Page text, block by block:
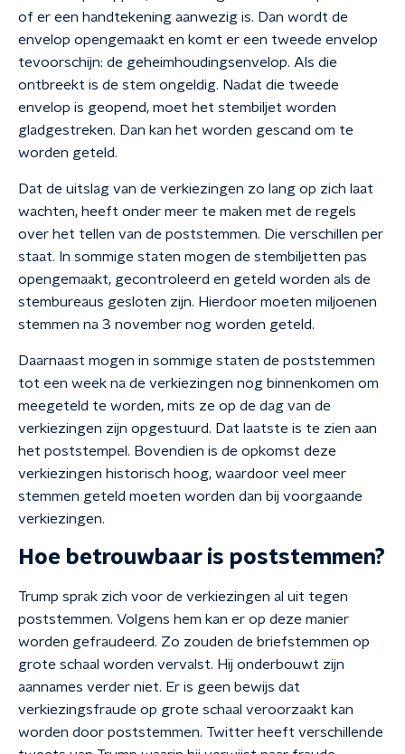
of er een handtekening aanwezig is. Dan wordt de
envelop opengemaakt en komt er een tweede envelop
tevoorschijn: de geheimhoudingsenvelop. Als die
ontbreekt is de stem ongeldig. Nadat die tweede
envelop is geopend, moet het stembiljet worden
gladgestreken. Dan kan het worden gescand om te
worden geteld.
Dat de uitslag van de verkiezingen zo lang op zich laat
wachten, heeft onder meer te maken met de regels
over het tellen van de poststemmen. Die verschillen per
staat. In sommige staten mogen de stembiljetten pas
opengemaakt, gecontroleerd en geteld worden als de
stembureaus gesloten zijn. Hierdoor moeten miljoenen
stemmen na 3 november nog worden geteld.
Daarnaast mogen in sommige staten de poststemmen
tot een week na de verkiezingen nog binnenkomen om
meegeteld te worden, mits ze op de dag van de
verkiezingen zijn opgestuurd. Dat laatste is te zien aan
het poststempel. Bovendien is de opkomst deze
verkiezingen historisch hoog, waardoor veel meer
stemmen geteld moeten worden dan bij voorgaande
verkiezingen.
Hoe betrouwbaar is poststemmen?
Trump sprak zich voor de verkiezingen al uit tegen
poststemmen. Volgens hem kan er op deze manier
worden gefraudeerd. Zo zouden de briefstemmen op
grote schaal worden vervalst. Hij onderbouwt zijn
aannames verder niet. Er is geen bewijs dat
verkiezingsfraude op grote schaal veroorzaakt kan
worden door poststemmen. Twitter heeft verschillende